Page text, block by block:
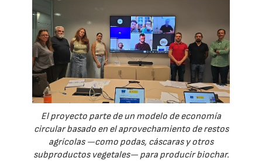
El proyecto parte de un modelo de economía
circular basado en el aprovechamiento de restos
agrícolas —como podas, cáscaras y otros
subproductos vegetales— para producir biochar.